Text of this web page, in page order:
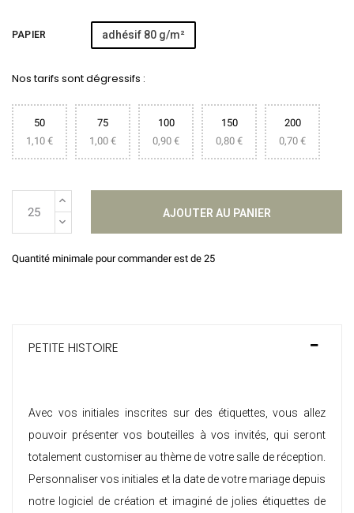
PAPIER adhésif 80 g/m²
Nos tarifs sont dégressifs :
50
1,10 €
75
1,00 €
100
0,90 €
150
0,80 €
200
0,70 €
AJOUTER AU PANIER
Quantité minimale pour commander est de 25
PETITE HISTOIRE
Avec vos initiales inscrites sur des étiquettes, vous allez
pouvoir présenter vos bouteilles à vos invités, qui seront
totalement customiser au thème de votre salle de réception.
Personnaliser vos initiales et la date de votre mariage depuis
notre logiciel de création et imaginé de jolies étiquettes de